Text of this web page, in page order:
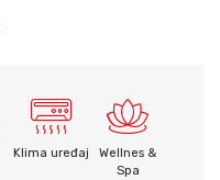
Klima uređaj
Wellnes &
Spa